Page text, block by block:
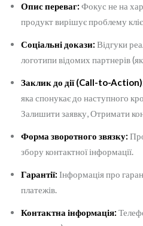
Опис переваг: Фокус не на
продукт вирішує проблему
Соціальні докази: Відгуки
логотипи відомих партнерів
Заклик до дії (Call-to-
яка спонукає до наступного
Залишити заявку, Отримати
Форма зворотного звязку:
збору контактної інформації.
Гарантії: Інформація про
платежів.
Контактна інформація: